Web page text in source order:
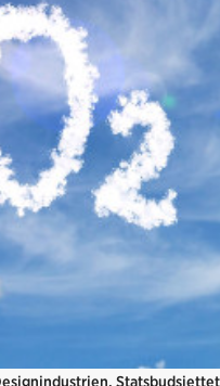
, Statsbudsjettet